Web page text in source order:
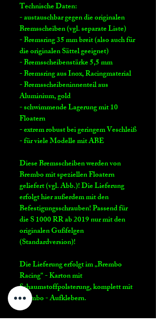
Technische Daten:
- austauschbar gegen die originalen
Bremsscheiben (vgl. separate Liste)
- Bremsring 35 mm breit (also auch für
die originalen Sättel geeignet)
- Bremsscheibenstärke 5,5 mm
- Bremsring aus Inox, Racingmaterial
- Bremsscheibeninnenteil aus
Aluminium, gold
- schwimmende Lagerung mit 10
Floatern
- extrem robust bei geringem Veschleiß
- für viele Modelle mit ABE
Diese Bremsscheiben werden von
Brembo mit speziellen Floatern
geliefert (vgl. Abb.)! Die Lieferung
erfolgt hier außerdem mit den
Befestigungsschrauben! Passend für
die S 1000 RR ab 2019 nur mit den
originalen Gußfelgen
(Standardversion)!
Die Lieferung erfolgt im „Brembo
Racing“ - Karton mit
Schaumstoffpolsterung, komplett mit
Brembo - Aufklebern.